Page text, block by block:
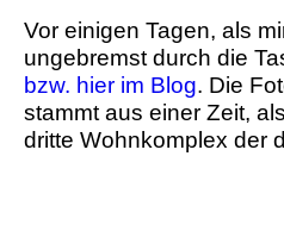
Vor einigen Tagen, als
ungebremst durch die
bzw. hier im Blog. Die
stammt aus einer Zeit,
dritte Wohnkomplex der